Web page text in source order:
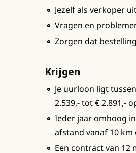
Jezelf als verkoper
Vragen en
Zorgen dat
Krijgen
Je uurloon ligt
2.539,- tot € 2.891,-
Ieder jaar omhoog
afstand vanaf 10 km
Een contract van 12